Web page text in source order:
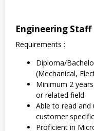
Engineering Staff
Requirements :
Diploma/
(Mechanical,
Minimum 2
or related field
Able to read and
customer
Proficient in